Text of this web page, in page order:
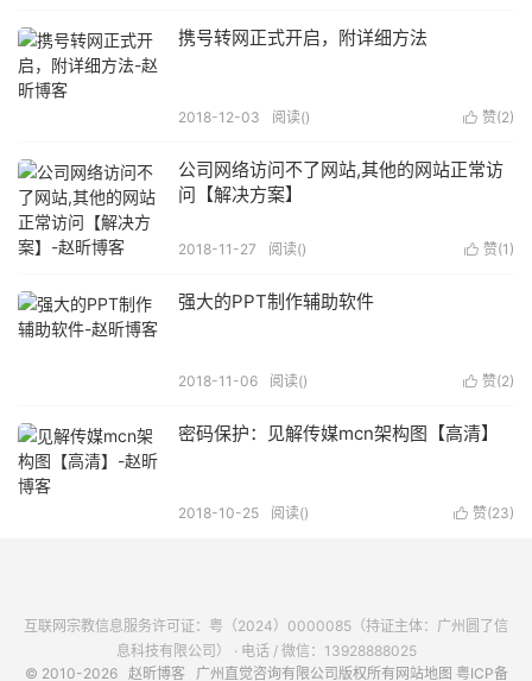
携号转网正式开启，附详细方法
 赞(2)
2018-12-03 阅读()
公司网络访问不了网站,其他的网站正常访
问【解决方案】
 赞(1 )
2018-11-27 阅读()
强大的PPT制作辅助软件
 赞(2)
2018-11-06 阅读()
密码保护：见解传媒mcn架构图【高清】
 赞(23)
2018-10-25 阅读()
互联网宗教信息服务许可证：粤（2024）0000085（持证主体：广州圆了信
息科技有限公司） · 电话 / 微信：13928888025
© 2010-2026 赵昕博客 广州直觉咨询有限公司版权所有 网站地图 粤ICP备